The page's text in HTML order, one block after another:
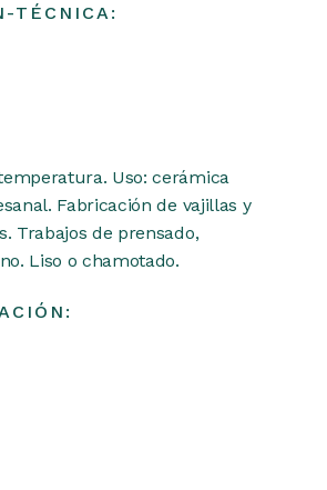
TÉCNICA:
Uso: cerámica
Fabricación de vajillas y
Trabajos de prensado,
Liso o chamotado.